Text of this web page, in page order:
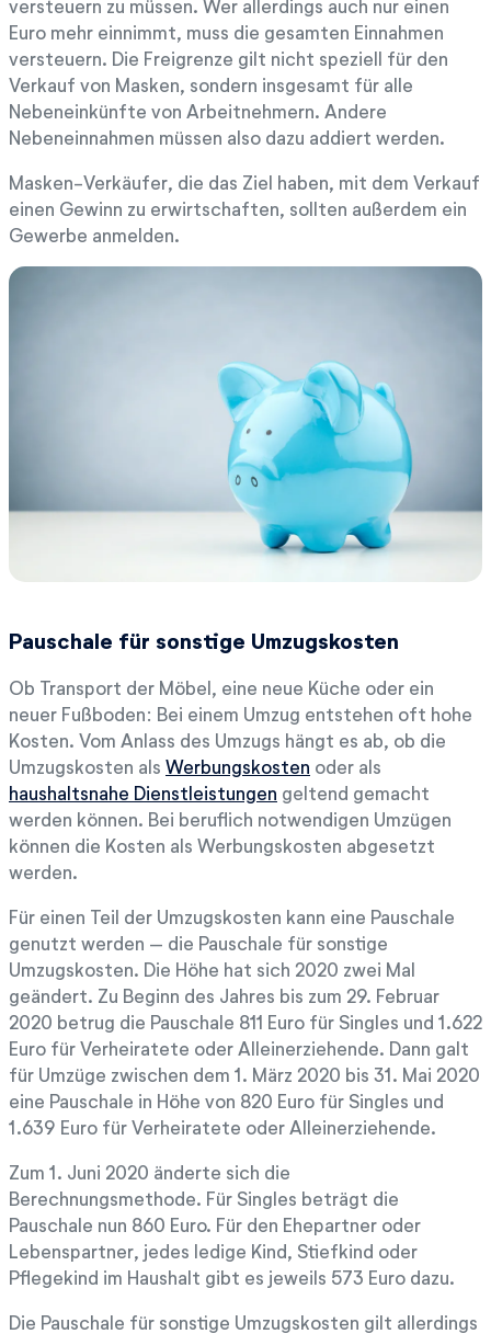
versteuern zu müssen. Wer allerdings auch nur einen
Euro mehr einnimmt, muss die gesamten Einnahmen
versteuern. Die Freigrenze gilt nicht speziell für den
Verkauf von Masken, sondern insgesamt für alle
Nebeneinkünfte von Arbeitnehmern. Andere
Nebeneinnahmen müssen also dazu addiert werden.
Masken-Verkäufer, die das Ziel haben, mit dem Verkauf
einen Gewinn zu erwirtschaften, sollten außerdem ein
Gewerbe anmelden.
Pauschale für sonstige Umzugskosten
Ob Transport der Möbel, eine neue Küche oder ein
neuer Fußboden: Bei einem Umzug entstehen oft hohe
Kosten. Vom Anlass des Umzugs hängt es ab, ob die
Umzugskosten als Werbungskosten oder als
haushaltsnahe Dienstleistungen geltend gemacht
werden können. Bei beruflich notwendigen Umzügen
können die Kosten als Werbungskosten abgesetzt
werden.
Für einen Teil der Umzugskosten kann eine Pauschale
genutzt werden – die Pauschale für sonstige
Umzugskosten. Die Höhe hat sich 2020 zwei Mal
geändert. Zu Beginn des Jahres bis zum 29. Februar
2020 betrug die Pauschale 811 Euro für Singles und 1.622
Euro für Verheiratete oder Alleinerziehende. Dann galt
für Umzüge zwischen dem 1. März 2020 bis 31. Mai 2020
eine Pauschale in Höhe von 820 Euro für Singles und
1.639 Euro für Verheiratete oder Alleinerziehende.
Zum 1. Juni 2020 änderte sich die
Berechnungsmethode. Für Singles beträgt die
Pauschale nun 860 Euro. Für den Ehepartner oder
Lebenspartner, jedes ledige Kind, Stiefkind oder
Pflegekind im Haushalt gibt es jeweils 573 Euro dazu.
Die Pauschale für sonstige Umzugskosten gilt allerdings